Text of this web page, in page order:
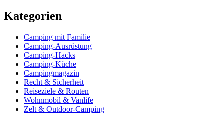
Kategorien
Camping mit Familie
Camping-Ausrüstung
Camping-Hacks
Camping-Küche
Campingmagazin
Recht & Sicherheit
Reiseziele & Routen
Wohnmobil & Vanlife
Zelt & Outdoor-Camping